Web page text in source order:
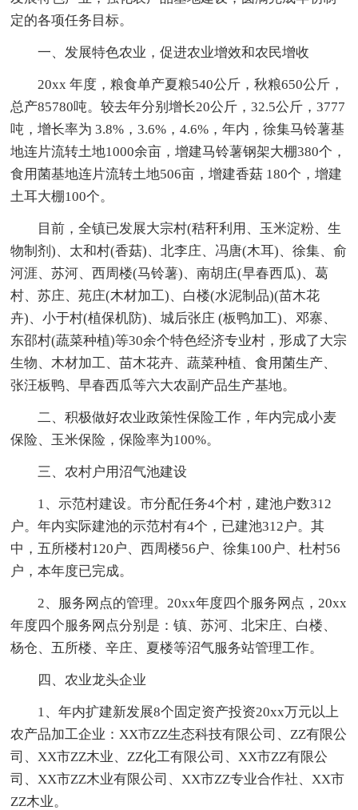
定的各项任务目标。
一、发展特色农业，促进农业增效和农民增收
20xx 年度，粮食单产夏粮540公斤，秋粮650公斤，
总产85780吨。较去年分别增长20公斤，32.5公斤，3777
吨，增长率为 3.8%，3.6%，4.6%，年内，徐集马铃薯基
地连片流转土地1000余亩，增建马铃薯钢架大棚380个，
食用菌基地连片流转土地506亩，增建香菇 180个，增建
土耳大棚100个。
目前，全镇已发展大宗村(秸秆利用、玉米淀粉、生
物制剂)、太和村(香菇)、北李庄、冯唐(木耳)、徐集、俞
河涯、苏河、西周楼(马铃薯)、南胡庄(早春西瓜)、葛
村、苏庄、苑庄(木材加工)、白楼(水泥制品)(苗木花
卉)、小于村(植保机防)、城后张庄 (板鸭加工)、邓寨、
东邵村(蔬菜种植)等30余个特色经济专业村，形成了大宗
生物、木材加工、苗木花卉、蔬菜种植、食用菌生产、
张汪板鸭、早春西瓜等六大农副产品生产基地。
二、积极做好农业政策性保险工作，年内完成小麦
保险、玉米保险，保险率为100%。
三、农村户用沼气池建设
1、示范村建设。市分配任务4个村，建池户数312
户。年内实际建池的示范村有4个，已建池312户。其
中，五所楼村120户、西周楼56户、徐集100户、杜村56
户，本年度已完成。
2、服务网点的管理。20xx年度四个服务网点，20xx
年度四个服务网点分别是：镇、苏河、北宋庄、白楼、
杨仓、五所楼、辛庄、夏楼等沼气服务站管理工作。
四、农业龙头企业
1、年内扩建新发展8个固定资产投资20xx万元以上
农产品加工企业：XX市ZZ生态科技有限公司、ZZ有限公
司、XX市ZZ木业、ZZ化工有限公司、XX市ZZ有限公
司、XX市ZZ木业有限公司、XX市ZZ专业合作社、XX市
ZZ木业。